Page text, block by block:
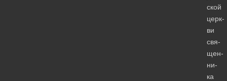
ской
церк­
ви
свя­
щен­
ни­
ка